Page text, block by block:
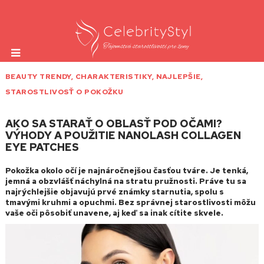
BEAUTY TRENDY, CHARAKTERISTIKY, NAJLEPŠIE,
STAROSTLIVOSŤ O POKOŽKU
AKO SA STARAŤ O OBLASŤ POD OČAMI?
VÝHODY A POUŽITIE NANOLASH COLLAGEN
EYE PATCHES
Pokožka okolo očí je najnáročnejšou časťou tváre. Je tenká,
jemná a obzvlášť náchylná na stratu pružnosti. Práve tu sa
najrýchlejšie objavujú prvé známky starnutia, spolu s
tmavými kruhmi a opuchmi. Bez správnej starostlivosti môžu
vaše oči pôsobiť unavene, aj keď sa inak cítite skvele.